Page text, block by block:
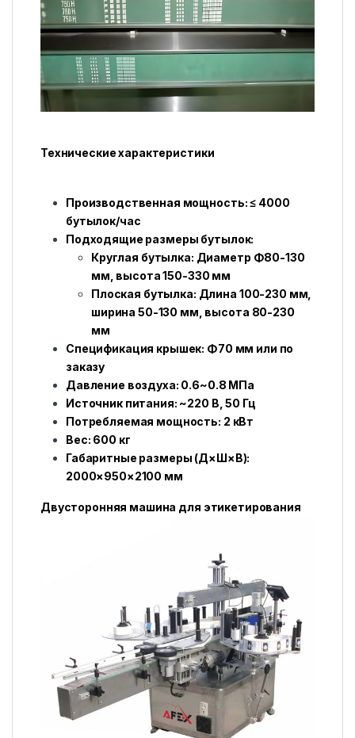
Технические характеристики
Производственная мощность: ≤ 4000
бутылок/час
Подходящие размеры бутылок:
Круглая бутылка: Диаметр Φ80-130
мм, высота 150-330 мм
Плоская бутылка: Длина 100-230 мм,
ширина 50-130 мм, высота 80-230
мм
Спецификация крышек: Φ70 мм или по
заказу
Давление воздуха: 0.6~0.8 МПа
Источник питания: ~220 В, 50 Гц
Потребляемая мощность: 2 кВт
Вес: 600 кг
Габаритные размеры (Д×Ш×В):
2000×950×2100 мм
Двусторонняя машина для этикетирования